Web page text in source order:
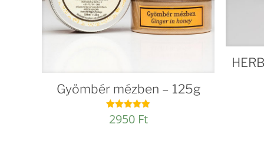
Gyömbér mézben – 125g
Értékelés:
4.92
2950 Ft